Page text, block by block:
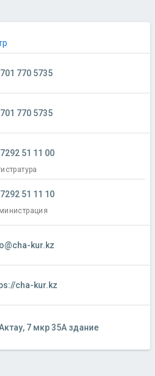
770 5735
770 5735
51 11 00
51 11 10
kur.kz
cha-kur.kz
7 мкр 35А здание